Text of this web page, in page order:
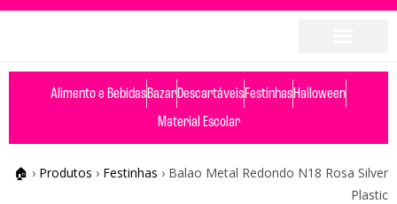
Alimento e BebidasBazarDescartáveisFestinhasHalloween
Material Escolar
🏠 › Produtos › Festinhas › Balao Metal Redondo N18 Rosa Silver
Plastic